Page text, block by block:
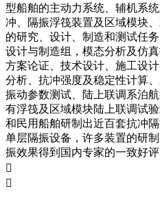
型船舶的主动力系统、辅机系
冲、隔振浮筏装置及区域模块
的研究、设计、制造和测试任
设计与制造组，模态分析及仿
方案论证、技术设计、施工设
分析、抗冲强度及稳定性计算
振动参数测试、陆上联调系泊
有浮筏及区域模块陆上联调试
和民用船舶研制出近百套抗冲
单层隔振设备，许多装置的研
振效果得到国内专家的一致好评

